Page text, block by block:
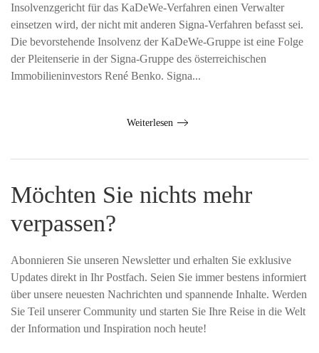
Insolvenzgericht für das KaDeWe-Verfahren einen Verwalter
einsetzen wird, der nicht mit anderen Signa-Verfahren befasst sei.
Die bevorstehende Insolvenz der KaDeWe-Gruppe ist eine Folge
der Pleitenserie in der Signa-Gruppe des österreichischen
Immobilieninvestors René Benko. Signa...
Weiterlesen
Möchten Sie nichts mehr
verpassen?
Abonnieren Sie unseren Newsletter und erhalten Sie exklusive
Updates direkt in Ihr Postfach. Seien Sie immer bestens informiert
über unsere neuesten Nachrichten und spannende Inhalte. Werden
Sie Teil unserer Community und starten Sie Ihre Reise in die Welt
der Information und Inspiration noch heute!